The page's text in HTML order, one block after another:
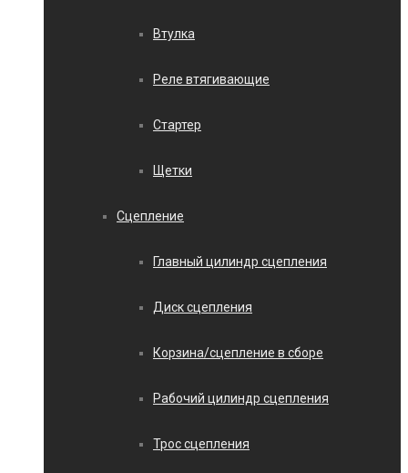
Втулка
Реле втягивающие
Стартер
Щетки
Сцепление
Главный цилиндр сцепления
Диск сцепления
Корзина/сцепление в сборе
Рабочий цилиндр сцепления
Трос сцепления